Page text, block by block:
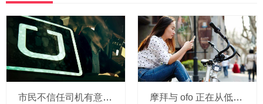
市民不信任司机有意见，Uber的匹兹堡自动驾驶路试难度不小，路况也来捣乱 摩拜与 ofo 正在从低端出发颠覆滴滴？三家的机会与风险